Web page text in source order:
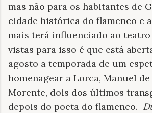
mas não para os habitantes de
cidade histórica do flamenco e
mais terá influenciado ao teatro
vistas para isso é que está
agosto a temporada de um
homenagear a Lorca, Manuel
Morente, dois dos últimos
depois do poeta do flamenco.